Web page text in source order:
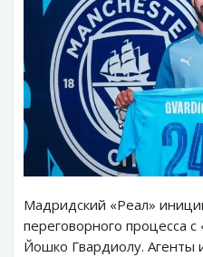
Мадридский «Реал»
переговорного процесса
Йошко Гвардиолу. Агенты